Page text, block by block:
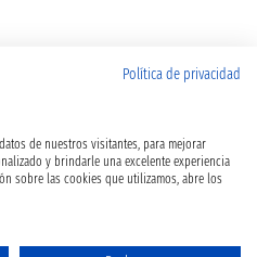
Política de privacidad
de nuestros visitantes, para mejorar
y brindarle una excelente experiencia
sobre las cookies que utilizamos, abre los